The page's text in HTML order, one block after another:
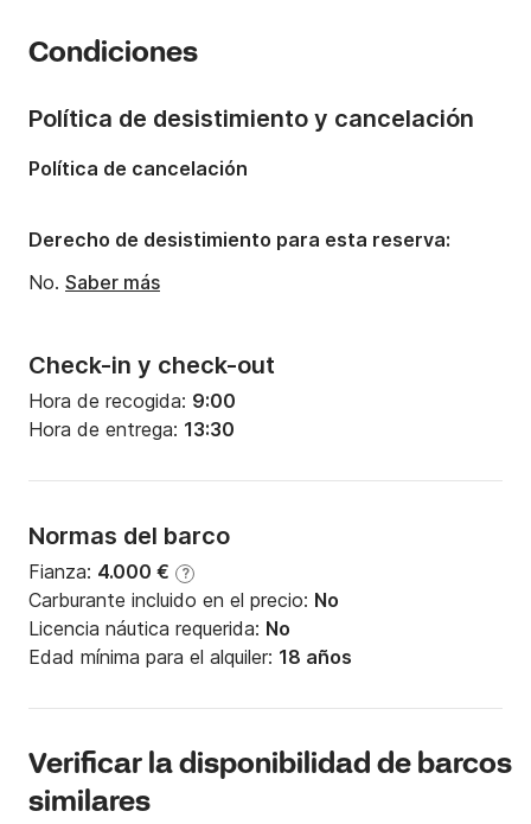
Número de camas:
Calado: 1.95m
Potencia del motor:
Condiciones
Check-in y check-out
Hora de recogida: 9:00
Hora de entrega: 13:30
Normas del barco
Fianza: 4.000 € ?
Carburante incluido en el precio: No
Licencia náutica requerida: No
Edad mínima para el alquiler: 18 años
Política de desistimiento y cancelación
Política de cancelación
Derecho de desistimiento para esta reserva:
No. Saber más
Verificar la disponibilidad de barcos
similares